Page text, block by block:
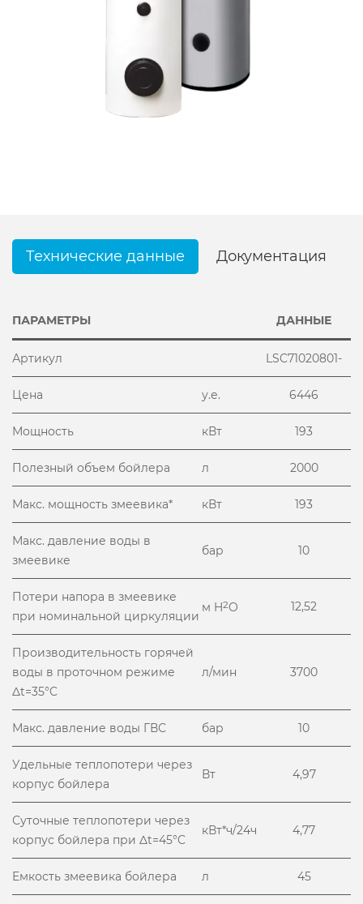
Технические данные Документация
ПАРАМЕТРЫ ДАННЫЕ
Артикул LSC71020801-
Цена у.е. 6446
Мощность кВт 193
Полезный объем бойлера л 2000
Макс. мощность змеевика* кВт 193
Макс. давление воды в
змеевике
бар 10
Потери напора в змеевике
при номинальной циркуляции
м H2O 12,52
Производительность горячей
воды в проточном режиме
Δt=35°C
л/мин 3700
Макс. давление воды ГВС бар 10
Удельные теплопотери через
корпус бойлера
Вт 4,97
Суточные теплопотери через
корпус бойлера при Δt=45°C
кВт*ч/24ч 4,77
Емкость змеевика бойлера л 45